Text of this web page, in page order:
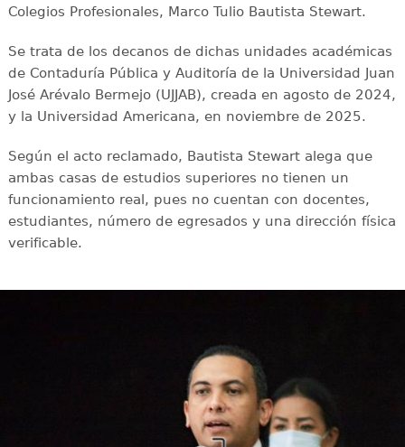
Colegios Profesionales, Marco Tulio Bautista Stewart.
Se trata de los decanos de dichas unidades académicas
de Contaduría Pública y Auditoría de la Universidad Juan
José Arévalo Bermejo (UJJAB), creada en agosto de 2024,
y la Universidad Americana, en noviembre de 2025.
Según el acto reclamado, Bautista Stewart alega que
ambas casas de estudios superiores no tienen un
funcionamiento real, pues no cuentan con docentes,
estudiantes, número de egresados y una dirección física
verificable.